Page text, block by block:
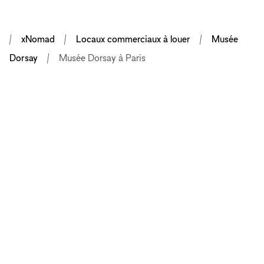
xNomad Locaux commerciaux à louer
Musée
Dorsay
Musée Dorsay à Paris